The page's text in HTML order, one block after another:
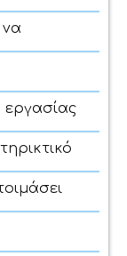
να
εργασίας